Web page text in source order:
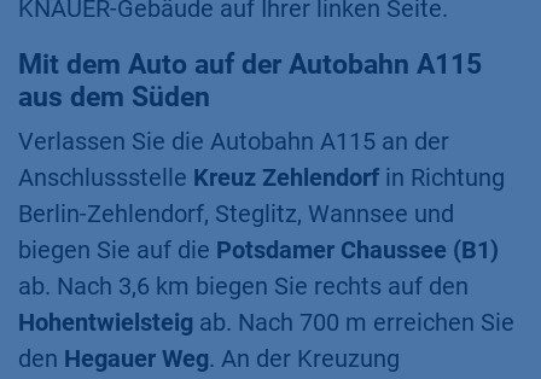
KNAUER-Gebäude auf Ihrer linken Seite.
Mit dem Auto auf der Autobahn A115
aus dem Süden
Verlassen Sie die Autobahn A115 an der
Anschlussstelle Kreuz Zehlendorf in Richtung
Berlin-Zehlendorf, Steglitz, Wannsee und
biegen Sie auf die Potsdamer Chaussee (B1)
ab. Nach 3,6 km biegen Sie rechts auf den
Hohentwielsteig ab. Nach 700 m erreichen Sie
den Hegauer Weg. An der Kreuzung